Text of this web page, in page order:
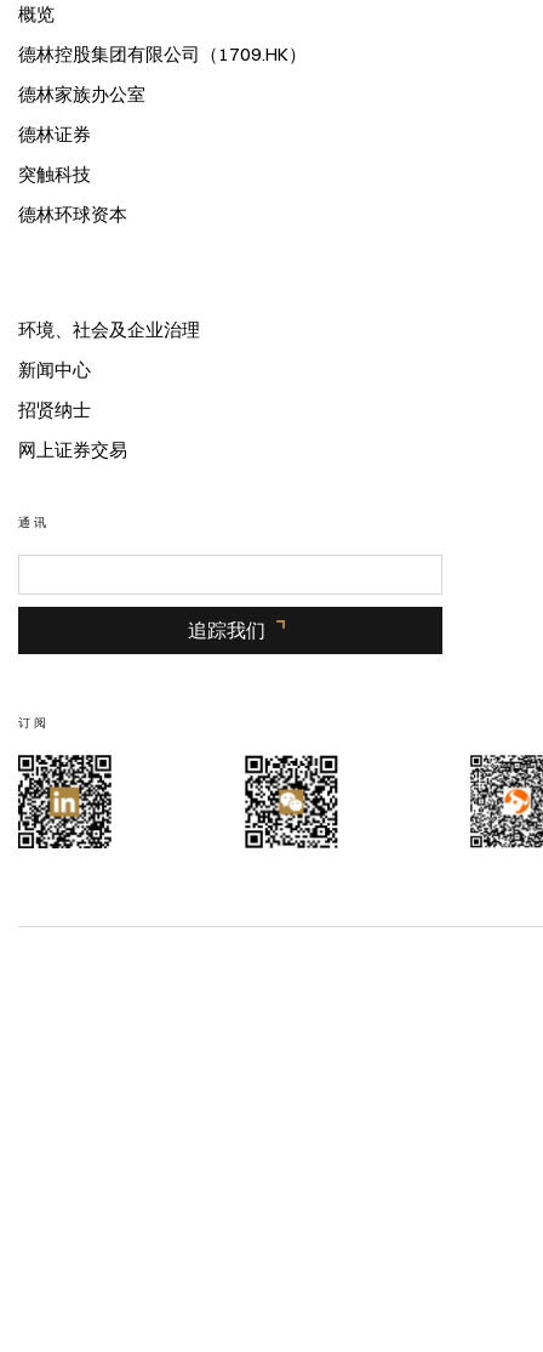
概览
德林控股集团有限公司（1709.HK）
德林家族办公室
德林证券
突触科技
德林环球资本
环境、社会及企业治理
新闻中心
招贤纳士
网上证券交易
通讯
追踪我们
订阅